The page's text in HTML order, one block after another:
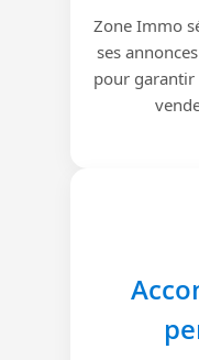
Zone Immo
ses
pour garantir